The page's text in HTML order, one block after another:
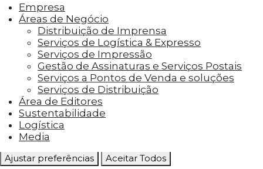
funcionalidades, como compartilhar o
conteúdo do site em plataformas de social
media, coletar feedbacks e outros recursos de
terceiros.
Cookies Marketing
Os cookies de marketing são usados para
entregar aos visitantes anúncios
personalizados com base nas páginas que eles
visitaram antes e analisar a eficácia da
campanha publicitária.
Ajustar preferências Aceitar Todos
Empresa
Áreas de Negócio
Distribuição de Imprensa
Serviços de Logística & Expresso
Serviços de Impressão
Gestão de Assinaturas e Serviços Postais
Serviços a Pontos de Venda e soluções
Serviços de Distribuição
Área de Editores
Sustentabilidade
Logística
Media